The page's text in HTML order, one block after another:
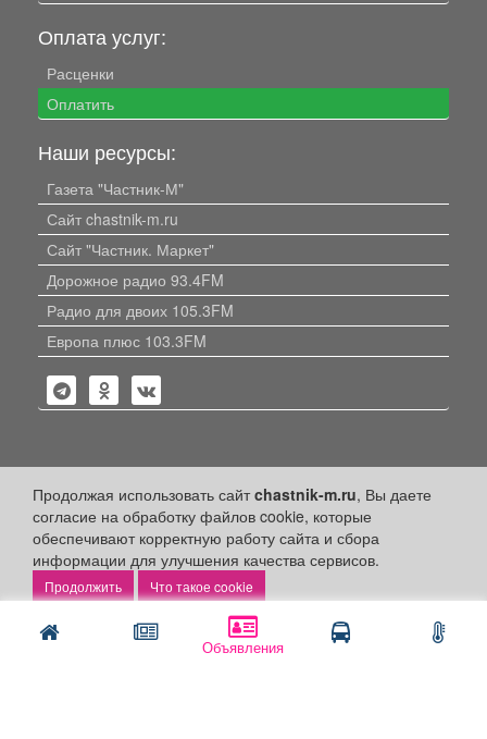
Объявления
Продолжая использовать сайтchastnik-m.ru, Вы даете
согласие на обработку файлов cookie, которые
обеспечивают корректную работу сайта и сбора
информации для улучшения качества сервисов.
Что такое cookie
Оплата услуг:
Расценки
Оплатить
Наши ресурсы:
Газета "Частник-М"
Сайт chastnik-m.ru
Сайт "Частник. Маркет"
Дорожное радио 93.4FM
Радио для двоих 105.3FM
Европа плюс 103.3FM
Политика конфиденциальности
Публикации с пометкой «Реклама», «На правах рекламы»,
«Партнёрский проект» оплачены рекламодателем.
Редакция сайта не несет ответственности за достоверность
информации, содержащейся в рекламных материалах и
объявлениях.
+16 © 2006-2026 ООО "Частник-М"